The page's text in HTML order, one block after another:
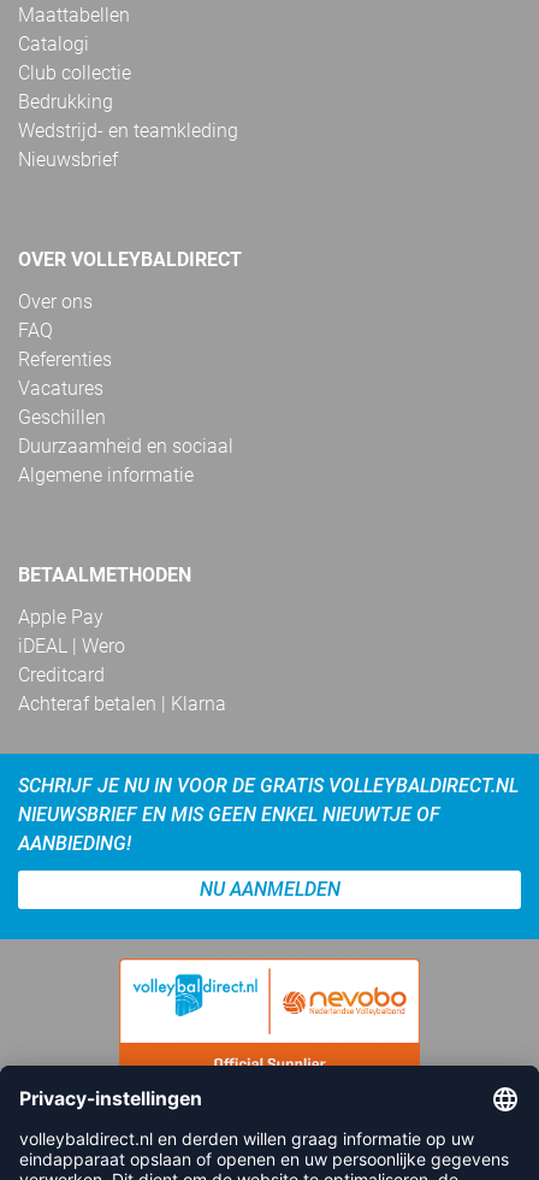
Maattabellen
Catalogi
Club collectie
Bedrukking
Wedstrijd- en teamkleding
Nieuwsbrief
OVER VOLLEYBALDIRECT
Over ons
FAQ
Referenties
Vacatures
Geschillen
Duurzaamheid en sociaal
Algemene informatie
BETAALMETHODEN
Apple Pay
iDEAL | Wero
Creditcard
Achteraf betalen | Klarna
SCHRIJF JE NU IN VOOR DE GRATIS VOLLEYBALDIRECT.NL
NIEUWSBRIEF EN MIS GEEN ENKEL NIEUWTJE OF
AANBIEDING!
NU AANMELDEN